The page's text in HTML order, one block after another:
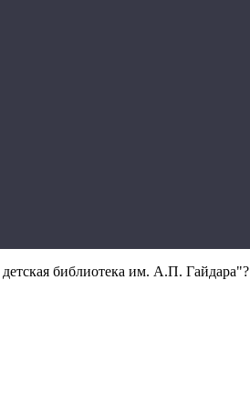
библиотека им. А.П. Гайдара"?